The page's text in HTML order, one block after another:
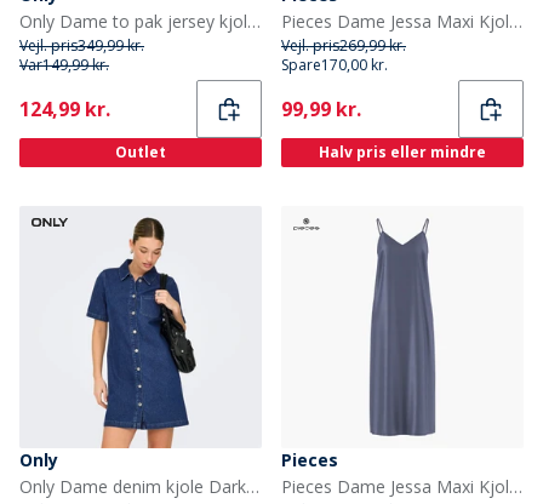
Only Dame to pak jersey kjoler laurbærkrans
Vejl. pris349,99 kr.
Var149,99 kr.
Current
124,99 kr.
Outlet
Pieces Dame Jessa Maxi Kjole Sort
Vejl. pris269,99 kr.
Spare170,00 kr.
Current
99,99 kr.
Halv pris eller mindre
Only
Only Dame denim kjole Dark Blue Denim
Pieces
Pieces Dame Jessa Maxi Kjole Ombre Blue